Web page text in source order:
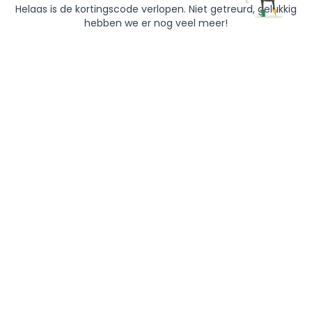
Helaas is de kortingscode verlopen. Niet getreurd, gelukkig
hebben we er nog veel meer!